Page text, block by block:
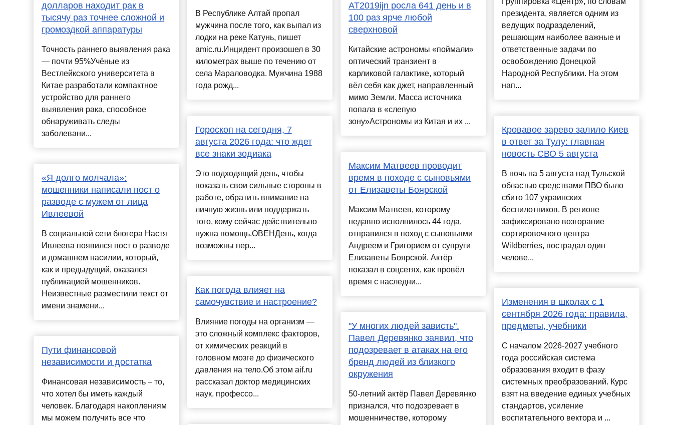
долларов находит рак в
тысячу раз точнее сложной и
громоздкой аппаратуры
Точность раннего выявления рака
— почти 95%Учёные из
Вестлейкского университета в
Китае разработали компактное
устройство для раннего
выявления рака, способное
обнаруживать следы
заболевани...
«Я долго молчала»:
мошенники написали пост о
разводе с мужем от лица
Ивлеевой
В социальной сети блогера Настя
Ивлеева появился пост о разводе
и домашнем насилии, который,
как и предыдущий, оказался
публикацией мошенников.
Неизвестные разместили текст от
имени знамени...
Пути финансовой
независимости и достатка
Финансовая независимость – то,
что хотел бы иметь каждый
человек. Благодаря накоплениям
мы можем получить все что
В Республике Алтай пропал
мужчина после того, как выпал из
лодки на реке Катунь, пишет
amic.ru.Инцидент произошел в 30
километрах выше по течению от
села Мараловодка. Мужчина 1988
года рожд...
Гороскоп на сегодня, 7
августа 2026 года: что ждет
все знаки зодиака
Это подходящий день, чтобы
показать свои сильные стороны в
работе, обратить внимание на
личную жизнь или поддержать
того, кому сейчас действительно
нужна помощь.ОВЕНДень, когда
возможны пер...
Как погода влияет на
самочувствие и настроение?
Влияние погоды на организм —
это сложный комплекс факторов,
от химических реакций в
головном мозге до физического
давления на тело.Об этом aif.ru
рассказал доктор медицинских
наук, профессо...
AT2019ijn росла 641 день и в
100 раз ярче любой
сверхновой
Китайские астрономы «поймали»
оптический транзиент в
карликовой галактике, который
вёл себя как джет, направленный
мимо Земли. Масса источника
попала в «слепую
зону»Астрономы из Китая и их ...
Максим Матвеев проводит
время в походе с сыновьями
от Елизаветы Боярской
Максим Матвеев, которому
недавно исполнилось 44 года,
отправился в поход с сыновьями
Андреем и Григорием от супруги
Елизаветы Боярской. Актёр
показал в соцсетях, как провёл
время с наследни...
"У многих людей зависть".
Павел Деревянко заявил, что
подозревает в атаках на его
бренд людей из близкого
окружения
50-летний актёр Павел Деревянко
признался, что подозревает в
мошенничестве, которому
президента, является одним из
ведущих подразделений,
решающим наиболее важные и
ответственные задачи по
освобождению Донецкой
Народной Республики. На этом
нап...
Кровавое зарево залило Киев
в ответ за Тулу: главная
новость СВО 5 августа
В ночь на 5 августа над Тульской
областью средствами ПВО было
сбито 107 украинских
беспилотников. В регионе
зафиксировано возгорание
сортировочного центра
Wildberries, пострадал один
челове...
Изменения в школах с 1
сентября 2026 года: правила,
предметы, учебники
С началом 2026-2027 учебного
года российская система
образования входит в фазу
системных преобразований. Курс
взят на введение единых учебных
стандартов, усиление
воспитательного вектора и ...